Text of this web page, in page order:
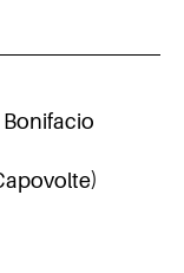
Bonifacio